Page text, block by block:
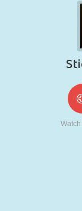
ROBOT